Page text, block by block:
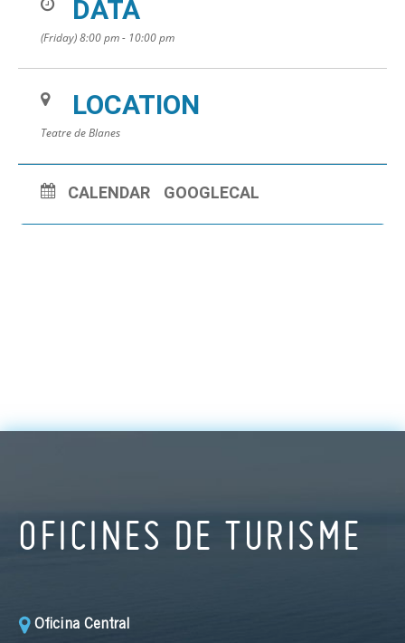
DATA
(Friday) 8:00 pm - 10:00 pm
LOCATION
Teatre de Blanes
CALENDAR GOOGLECAL
OFICINES DE TURISME
Oficina Central